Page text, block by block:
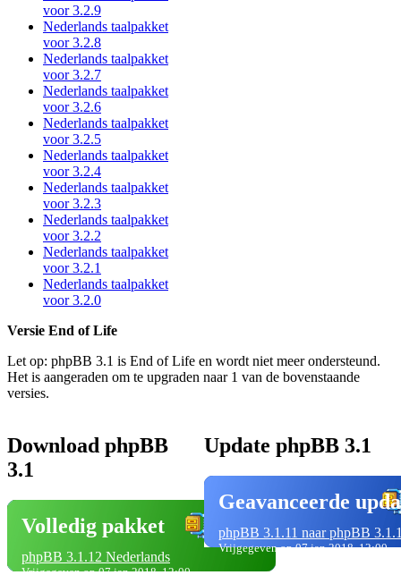
voor 3.2.9
Nederlands taalpakket
voor 3.2.8
Nederlands taalpakket
voor 3.2.7
Nederlands taalpakket
voor 3.2.6
Nederlands taalpakket
voor 3.2.5
Nederlands taalpakket
voor 3.2.4
Nederlands taalpakket
voor 3.2.3
Nederlands taalpakket
voor 3.2.2
Nederlands taalpakket
voor 3.2.1
Nederlands taalpakket
voor 3.2.0
Versie End of Life
Let op: phpBB 3.1 is End of Life en wordt niet meer ondersteund.
Het is aangeraden om te upgraden naar 1 van de bovenstaande
versies.
Download phpBB
3.1
Volledig pakket
phpBB 3.1.12 Nederlands
Vrijgegeven op 07 jan 2018, 12:00
Update phpBB 3.1
Geavanceerde
phpBB 3.1.11 naar phpBB
Vrijgegeven op 07 jan 2018, 12:00